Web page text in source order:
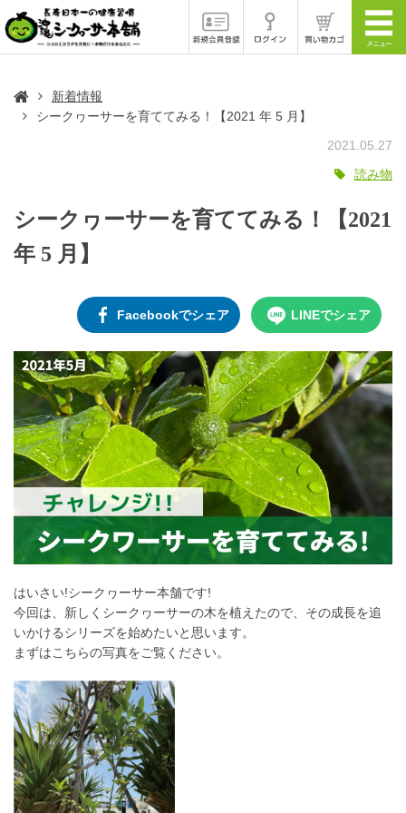
新着情報
シークヮーサーを育ててみる！【2021 年 5 月】
2021.05.27
読み物
シークヮーサーを育ててみる！【2021
年 5 月】
Facebookでシェア LINEでシェア
はいさい!シークヮーサー本舗です!
今回は、新しくシークヮーサーの木を植えたので、その成長を追
いかけるシリーズを始めたいと思います。
まずはこちらの写真をご覧ください。